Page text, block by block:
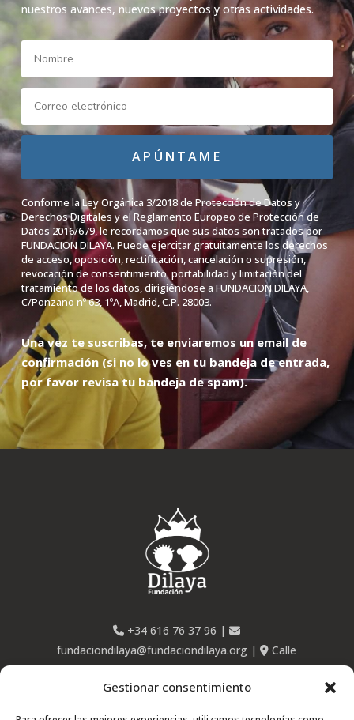
Gestionar consentimiento
nuestros avances, nuevos proyectos y otras actividades.
APÚNTAME
Conforme la Ley Orgánica 3/2018 de Protección de Datos y
Derechos Digitales y el Reglamento Europeo de Protección de
Datos 2016/679, le recordamos que sus datos son tratados por
FUNDACION DILAYA. Puede ejercitar gratuitamente los derechos
de acceso, oposición, rectificación, cancelación o supresión,
revocación de consentimiento, portabilidad y limitación del
tratamiento de los datos, dirigiéndose a FUNDACION DILAYA,
C/Ponzano nº 63, 1ºA, Madrid, C.P. 28003.
Una vez te suscribas, te enviaremos un email de
confirmación (si no lo ves en tu bandeja de entrada,
por favor revisa tu bandeja de spam).
+34 616 76 37 96 |
fundaciondilaya@fundaciondilaya.org |
Calle
Ponzano, 63 – 28003 Madrid